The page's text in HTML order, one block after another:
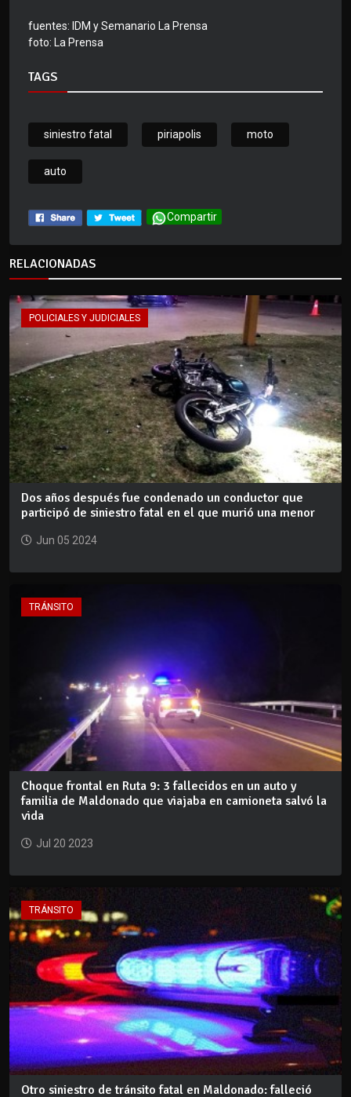
fuentes: IDM y Semanario La Prensa
foto: La Prensa
TAGS
siniestro fatal piriapolis moto
auto
Compartir
RELACIONADAS
POLICIALES Y JUDICIALES
Dos años después fue condenado un conductor que
participó de siniestro fatal en el que murió una menor
Jun 05 2024
TRÁNSITO
Choque frontal en Ruta 9: 3 fallecidos en un auto y
familia de Maldonado que viajaba en camioneta salvó la
vida
Jul 20 2023
TRÁNSITO
Otro siniestro de tránsito fatal en Maldonado: falleció